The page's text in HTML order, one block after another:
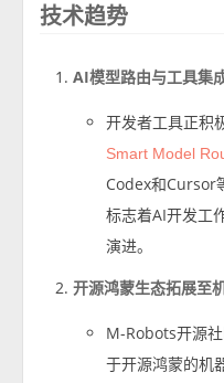
技术趋势
AI模型路由与工具集
开发者工具正积
Smart Model
Codex和Cursor
标志着AI开发工
演进。
开源鸿蒙生态拓展至
M-Robots开源
于开源鸿蒙的机